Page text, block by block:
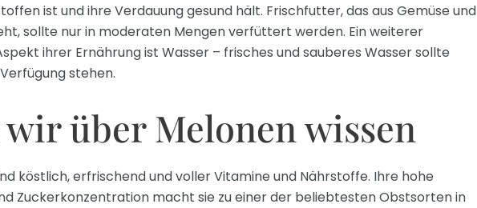
ist und ihre Verdauung gesund hält. Frischfutter, das aus Gemüse und
sollte nur in moderaten Mengen verfüttert werden. Ein weiterer
ihrer Ernährung ist Wasser – frisches und sauberes Wasser sollte
stehen.
wir über Melonen wissen
köstlich, erfrischend und voller Vitamine und Nährstoffe. Ihre hohe
Zuckerkonzentration macht sie zu einer der beliebtesten Obstsorten in